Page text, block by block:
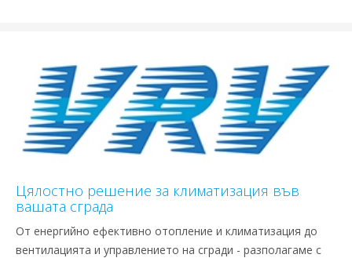
Цялостно решение за климатизация във
вашата сграда
От енергийно ефективно отопление и климатизация до
вентилацията и управлението на сгради - разполагаме с